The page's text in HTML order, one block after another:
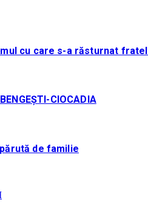
cu care s-a răsturnat
CIOCADIA
de familie